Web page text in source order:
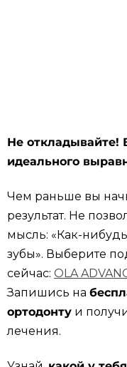
Не откладывайте!
идеального
Чем раньше вы
результат. Не
мысль: «Как-
зубы». Выберите
сейчас: OLA
Запишись на
ортодонту и
лечения.